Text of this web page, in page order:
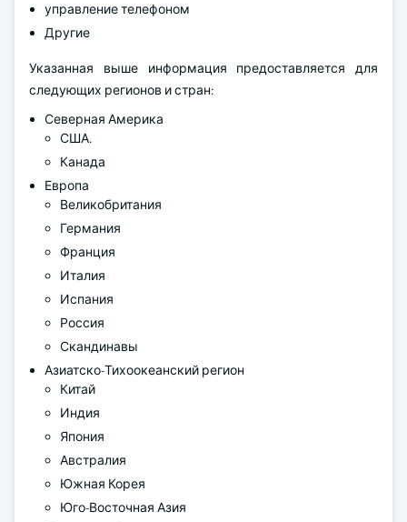
управление телефоном
Другие
Указанная выше информация предоставляется для
следующих регионов и стран:
Северная Америка
США.
Канада
Европа
Великобритания
Германия
Франция
Италия
Испания
Россия
Скандинавы
Азиатско-Тихоокеанский регион
Китай
Индия
Япония
Австралия
Южная Корея
Юго-Восточная Азия